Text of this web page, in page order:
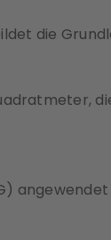
die
angewendet